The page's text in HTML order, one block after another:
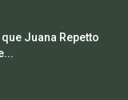
Juana Repetto